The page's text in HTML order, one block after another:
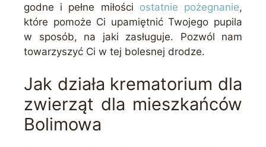
godne i pełne miłości ostatnie pożegnanie,
które pomoże Ci upamiętnić Twojego pupila
w sposób, na jaki zasługuje. Pozwól nam
towarzyszyć Ci w tej bolesnej drodze.
Jak działa krematorium dla
zwierząt dla mieszkańców
Bolimowa